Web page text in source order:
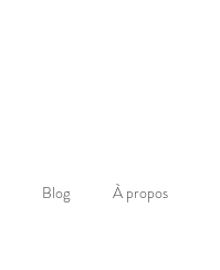
Blog À propos